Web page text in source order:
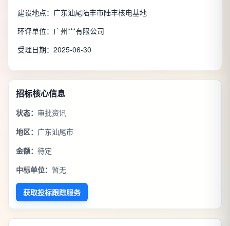
建设地点：广东汕尾陆丰市陆丰核电基地
环评单位：广州***有限公司
受理日期：2025-06-30
招标核心信息
状态： 审批资讯
地区： 广东汕尾市
金额： 待定
中标单位： 暂无
获取投标跟踪服务